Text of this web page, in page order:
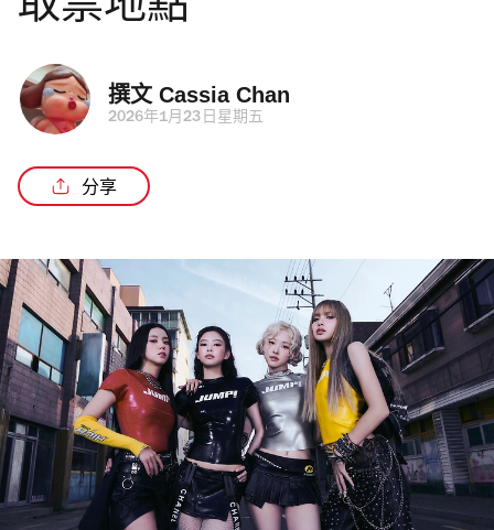
取票地點
撰文 Cassia Chan
2026年1月23日星期五
分享